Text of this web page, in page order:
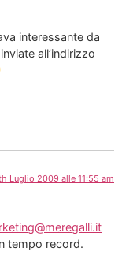
interessante da
all’indirizzo
Luglio 2009 alle 11:55 am
tempo record.